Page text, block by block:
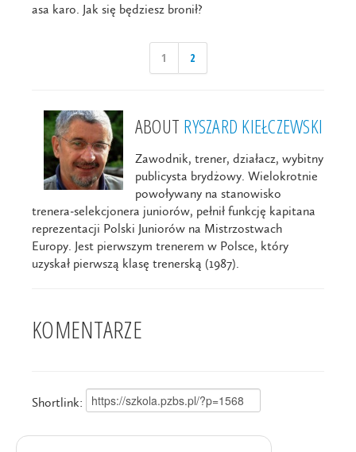
asa karo. Jak się będziesz bronił?
1 2
ABOUT RYSZARD KIEŁCZEWSKI
Zawodnik, trener, działacz, wybitny
publicysta brydżowy. Wielokrotnie
powoływany na stanowisko
trenera-selekcjonera juniorów, pełnił funkcję kapitana
reprezentacji Polski Juniorów na Mistrzostwach
Europy. Jest pierwszym trenerem w Polsce, który
uzyskał pierwszą klasę trenerską (1987).
KOMENTARZE
Shortlink: